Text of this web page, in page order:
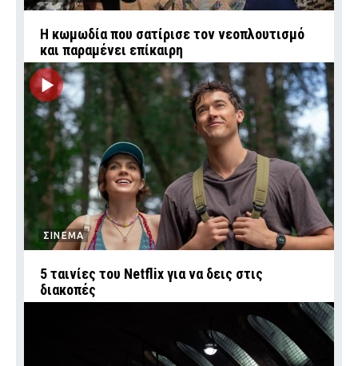
Η κωμωδία που σατίρισε τον νεοπλουτισμό
και παραμένει επίκαιρη
ΣΙΝΕΜΑ
5 ταινίες του Netflix για να δεις στις
διακοπές